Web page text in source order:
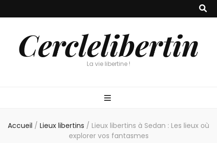
Cerclelibertin
La vie libertine !
Accueil / Lieux libertins / Lieux libertins à Sedan : Les lieux où
explorer vos fantasmes